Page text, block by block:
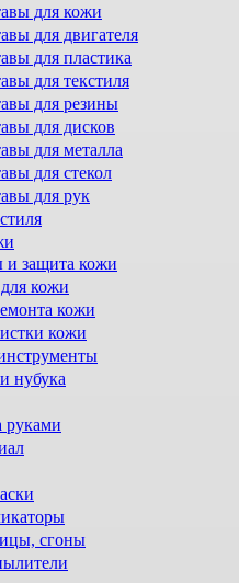
для кожи
для двигателя
для пластика
для текстиля
для резины
для дисков
для металла
для стекол
для рук
защита кожи
кожи
кожи
кожи
нубука
руками
сгоны